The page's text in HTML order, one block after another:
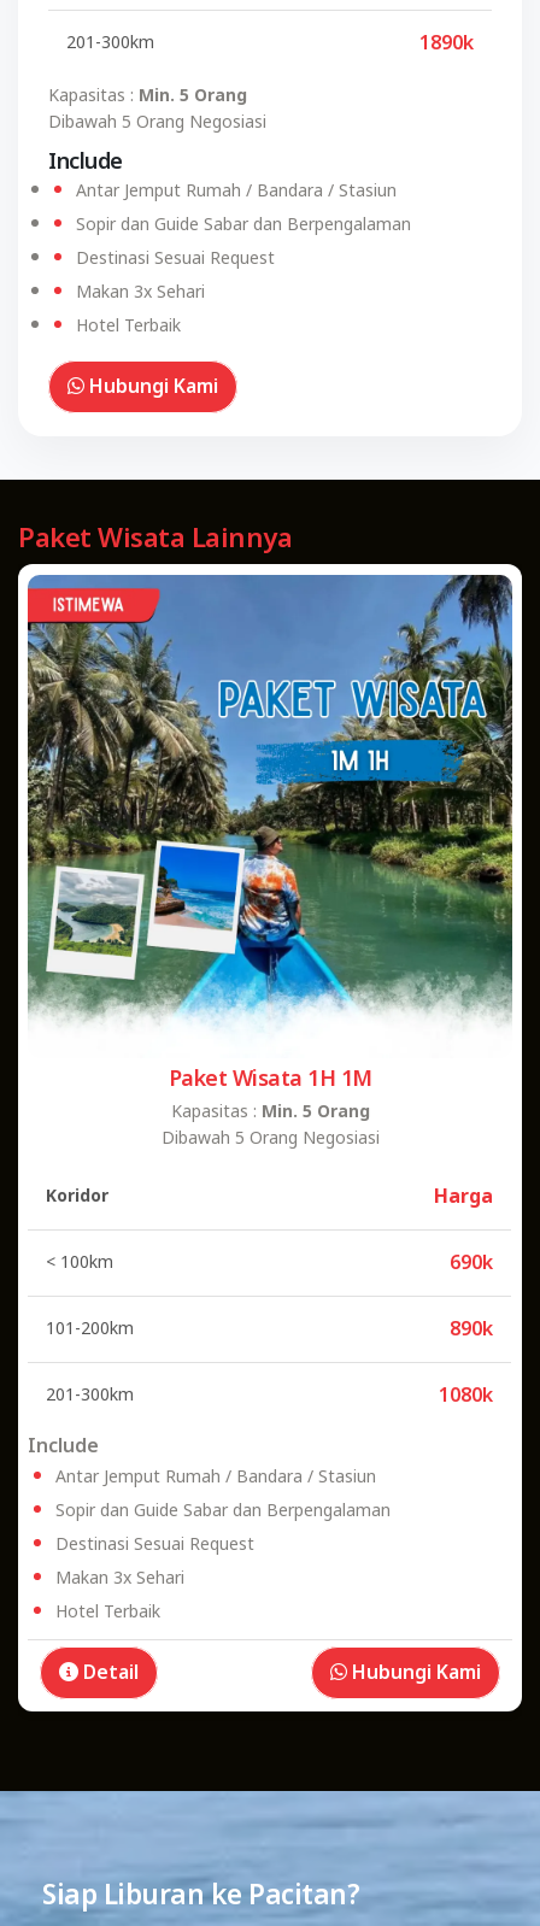
201-300km 1890k
Kapasitas : Min. 5 Orang
Dibawah 5 Orang Negosiasi
Include
Antar Jemput Rumah / Bandara / Stasiun
Sopir dan Guide Sabar dan Berpengalaman
Destinasi Sesuai Request
Makan 3x Sehari
Hotel Terbaik
Hubungi Kami
Paket Wisata Lainnya
Paket Wisata 1H 1M
Kapasitas : Min. 5 Orang
Dibawah 5 Orang Negosiasi
Koridor
Harga
< 100km 690k
101-200km 890k
201-300km
1080k
Include
Antar Jemput Rumah / Bandara / Stasiun
Sopir dan Guide Sabar dan Berpengalaman
Destinasi Sesuai Request
Makan 3x Sehari
Hotel Terbaik
Detail Hubungi Kami
01 03
Siap Liburan ke Pacitan?